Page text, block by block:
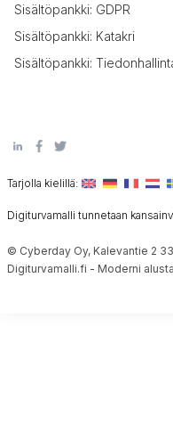
Sisältöpankki: GDPR
Sisältöpankki: Katakri
Sisältöpankki:
Tarjolla kielillä:
Digiturvamalli tunnetaan
© Cyberday Oy, Kalevantie 2
Digiturvamalli.fi - Moderni